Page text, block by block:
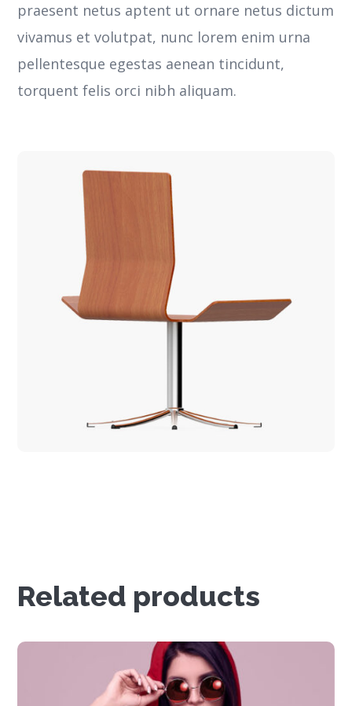
praesent netus aptent ut ornare netus dictum
vivamus et volutpat, nunc lorem enim urna
pellentesque egestas aenean tincidunt,
torquent felis orci nibh aliquam.
Related products